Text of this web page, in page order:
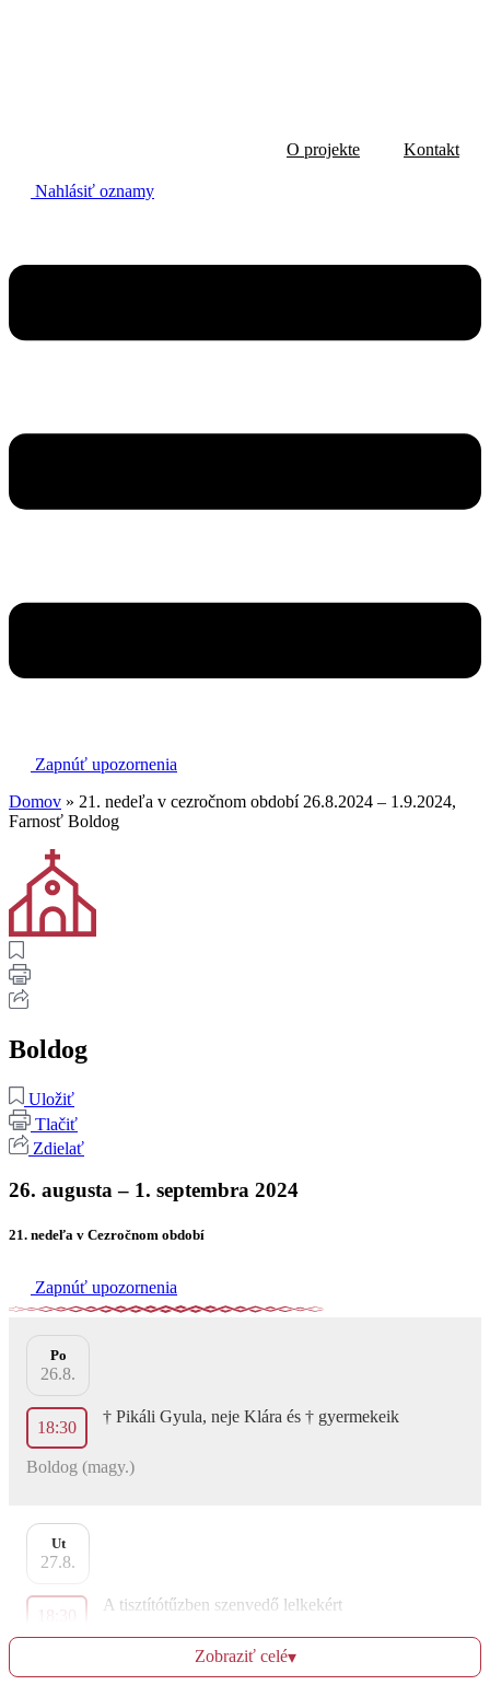
O projekte Kontakt
Nahlásiť oznamy
Zapnúť upozornenia
Domov » 21. nedeľa v cezročnom období 26.8.2024 – 1.9.2024,
Farnosť Boldog
Boldog
Uložiť
Tlačiť
Zdielať
26. augusta – 1. septembra 2024
21. nedeľa v Cezročnom období
Zapnúť upozornenia
Po
26.8.
18:30
† Pikáli Gyula, neje Klára és † gyermekeik
Boldog (magy.)
Ut
27.8.
18:30
A tisztítótűzben szenvedő lelkekért
Zobraziť celé▾